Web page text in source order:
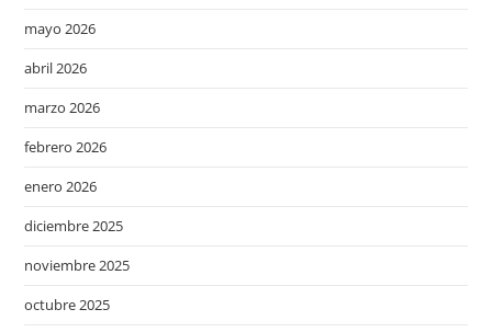
mayo 2026
abril 2026
marzo 2026
febrero 2026
enero 2026
diciembre 2025
noviembre 2025
octubre 2025